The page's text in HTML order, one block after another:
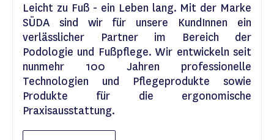
Leicht zu Fuß - ein Leben lang. Mit der Marke
SÜDA sind wir für unsere KundInnen ein
verlässlicher Partner im Bereich der
Podologie und Fußpflege. Wir entwickeln seit
nunmehr 100 Jahren professionelle
Technologien und Pflegeprodukte sowie
Produkte für die ergonomische
Praxisausstattung.